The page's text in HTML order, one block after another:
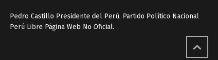
Pedro Castillo Presidente del Perú. Partido Político Nacional
Perú Libre Página Web No Oficial.